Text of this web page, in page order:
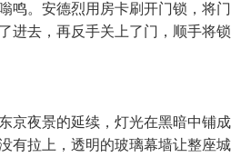
鸣。安德烈用房卡刷开门锁，将门
进去，再反手关上了门，顺手将锁
京夜景的延续，灯光在黑暗中铺成
有拉上，透明的玻璃幕墙让整座城